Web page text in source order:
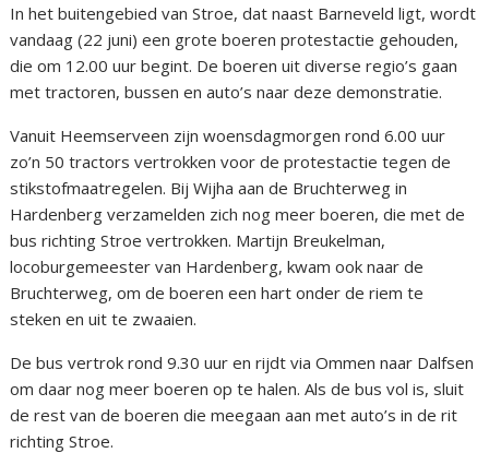
In het buitengebied van Stroe, dat naast Barneveld ligt, wordt
vandaag (22 juni) een grote boeren protestactie gehouden,
die om 12.00 uur begint. De boeren uit diverse regio’s gaan
met tractoren, bussen en auto’s naar deze demonstratie.
Vanuit Heemserveen zijn woensdagmorgen rond 6.00 uur
zo’n 50 tractors vertrokken voor de protestactie tegen de
stikstofmaatregelen. Bij Wijha aan de Bruchterweg in
Hardenberg verzamelden zich nog meer boeren, die met de
bus richting Stroe vertrokken. Martijn Breukelman,
locoburgemeester van Hardenberg, kwam ook naar de
Bruchterweg, om de boeren een hart onder de riem te
steken en uit te zwaaien.
De bus vertrok rond 9.30 uur en rijdt via Ommen naar Dalfsen
om daar nog meer boeren op te halen. Als de bus vol is, sluit
de rest van de boeren die meegaan aan met auto’s in de rit
richting Stroe.